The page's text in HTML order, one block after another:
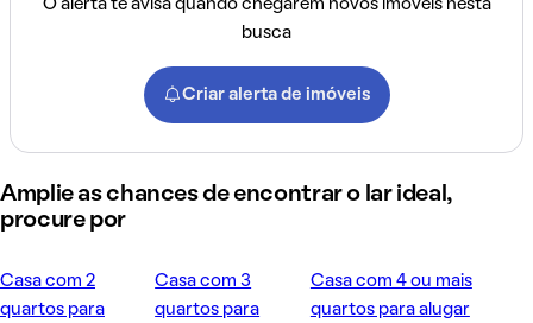
O alerta te avisa quando chegarem novos imóveis nesta
busca
Criar alerta de imóveis
Amplie as chances de encontrar o lar ideal,
procure por
Casa com 2
quartos para
Casa com 3
quartos para
Casa com 4 ou mais
quartos para alugar